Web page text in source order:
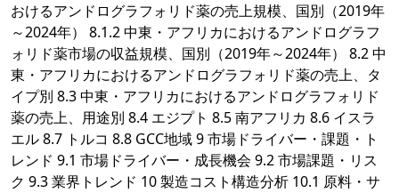
おけるアンドログラフォリド薬の売上規模、国別（2019年
～2024年） 8.1.2 中東・アフリカにおけるアンドログラフ
ォリド薬市場の収益規模、国別（2019年～2024年） 8.2 中
東・アフリカにおけるアンドログラフォリド薬の売上、タ
イプ別 8.3 中東・アフリカにおけるアンドログラフォリド
薬の売上、用途別 8.4 エジプト 8.5 南アフリカ 8.6 イスラ
エル 8.7 トルコ 8.8 GCC地域 9 市場ドライバー・課題・ト
レンド 9.1 市場ドライバー・成長機会 9.2 市場課題・リス
ク 9.3 業界トレンド 10 製造コスト構造分析 10.1 原料・サ